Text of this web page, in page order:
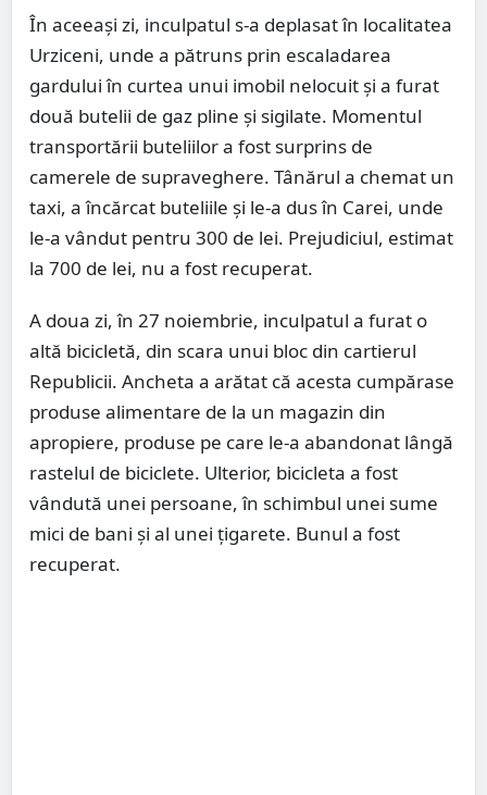
În aceeași zi, inculpatul s-a deplasat în localitatea
Urziceni, unde a pătruns prin escaladarea
gardului în curtea unui imobil nelocuit și a furat
două butelii de gaz pline și sigilate. Momentul
transportării buteliilor a fost surprins de
camerele de supraveghere. Tânărul a chemat un
taxi, a încărcat buteliile și le-a dus în Carei, unde
le-a vândut pentru 300 de lei. Prejudiciul, estimat
la 700 de lei, nu a fost recuperat.
A doua zi, în 27 noiembrie, inculpatul a furat o
altă bicicletă, din scara unui bloc din cartierul
Republicii. Ancheta a arătat că acesta cumpărase
produse alimentare de la un magazin din
apropiere, produse pe care le-a abandonat lângă
rastelul de biciclete. Ulterior, bicicleta a fost
vândută unei persoane, în schimbul unei sume
mici de bani și al unei țigarete. Bunul a fost
recuperat.